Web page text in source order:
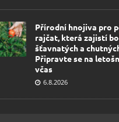
Přírodní hnojiva pro
rajčat, která zajistí
šťavnatých a
Připravte se na
včas
6.8.2026